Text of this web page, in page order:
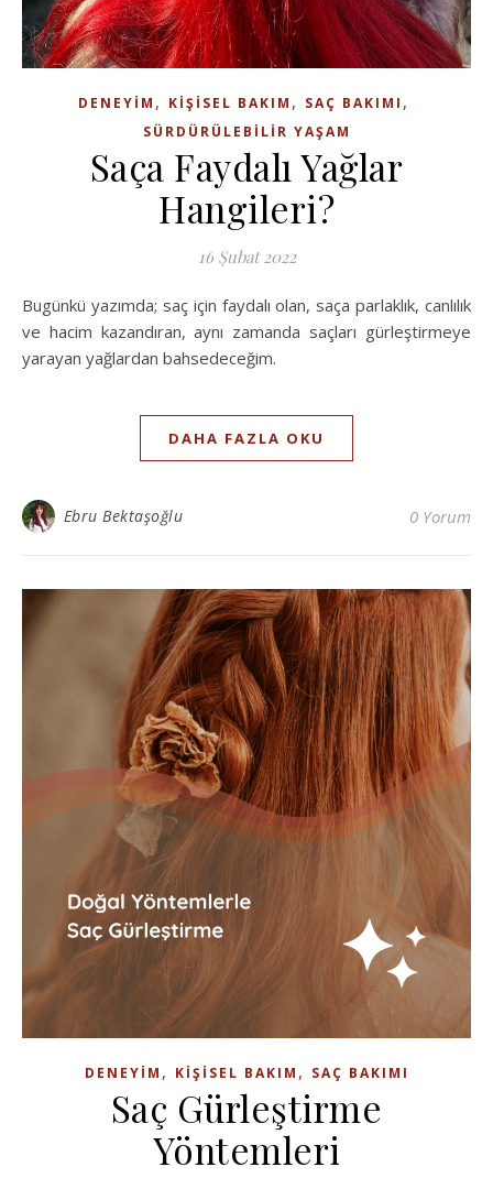
DENEYIM , KIŞISEL BAKIM , SAÇ BAKIMI ,
SÜRDÜRÜLEBILIR YAŞAM
Saça Faydalı Yağlar
Hangileri?
16 Şubat 2022
Bugünkü yazımda; saç için faydalı olan, saça parlaklık, canlılık
ve hacim kazandıran, aynı zamanda saçları gürleştirmeye
yarayan yağlardan bahsedeceğim.
DAHA FAZLA OKU
Ebru Bektaşoğlu 0 Yorum
DENEYIM , KIŞISEL BAKIM , SAÇ BAKIMI
Saç Gürleştirme
Yöntemleri